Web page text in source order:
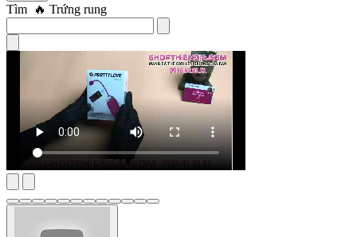
Tìm 🔥 Máy thủ dâm